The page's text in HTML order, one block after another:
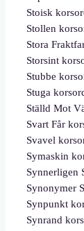
Stoisk
Stollen
Stora
Storsint
Stubbe
Stuga
Ställd Mot
Svart Får
Svavel
Symaskin
Synnerligen
Synonymer
Synpunkt
Synrand